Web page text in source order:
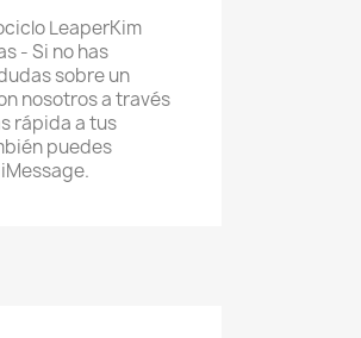
LeaperKim
- Si no has
sobre un
nosotros a través
rápida a tus
puedes